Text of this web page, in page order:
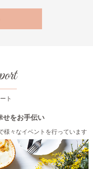
ト
せをお手伝い
様々なイベントを行っています